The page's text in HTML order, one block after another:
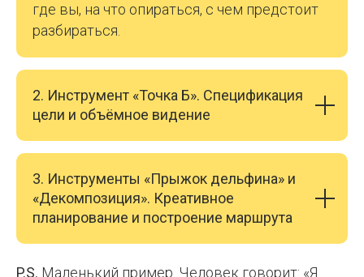
где вы, на что опираться, с чем предстоит
разбираться.
2. Инструмент «Точка Б». Спецификация
цели и объёмное видение
3. Инструменты «Прыжок дельфина» и
«Декомпозиция». Креативное
планирование и построение маршрута
P.S. Маленький пример. Человек говорит: «Я